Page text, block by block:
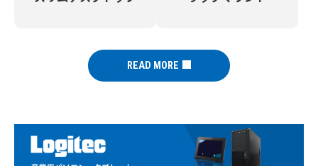
READ MORE